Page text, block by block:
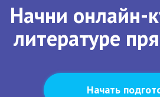
Начни онлайн-
литературе
Начать